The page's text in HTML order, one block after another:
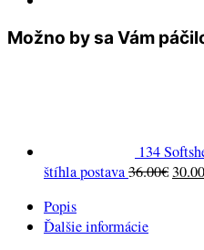
Možno by sa Vám
134
štíhla postava36.00€30.00
Popis
Ďalšie informácie